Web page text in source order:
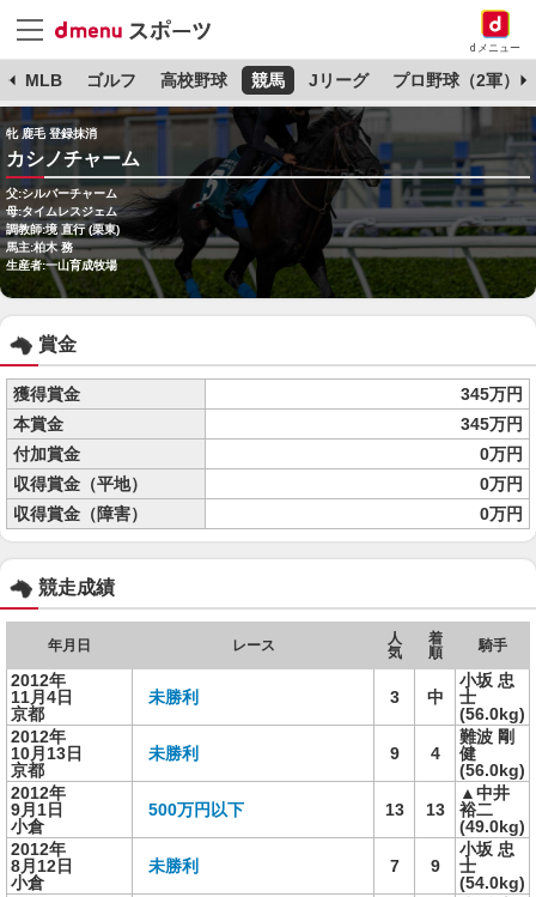
dメニュー
MLB ゴルフ 高校野球 競馬 Jリーグ プロ野球（2軍）
牝 鹿毛 登録抹消
カシノチャーム
父:シルバーチャーム
母:タイムレスジェム
調教師:境 直行 (栗東)
馬主:柏木 務
生産者:一山育成牧場
賞金
獲得賞金
345万円
本賞金
345万円
付加賞金
0万円
収得賞金（平地）
0万円
収得賞金（障害）
0万円
競走成績
年月日 レース
人
気
着
順
騎手
2012年
11月4日
京都
未勝利 3 中
小坂 忠
士
(56.0kg)
2012年
10月13日
京都
未勝利 9 4
難波 剛
健
(56.0kg)
2012年
9月1日
小倉
500万円以下 13 13
▲中井
裕二
(49.0kg)
2012年
8月12日
小倉
未勝利 7 9
小坂 忠
士
(54.0kg)